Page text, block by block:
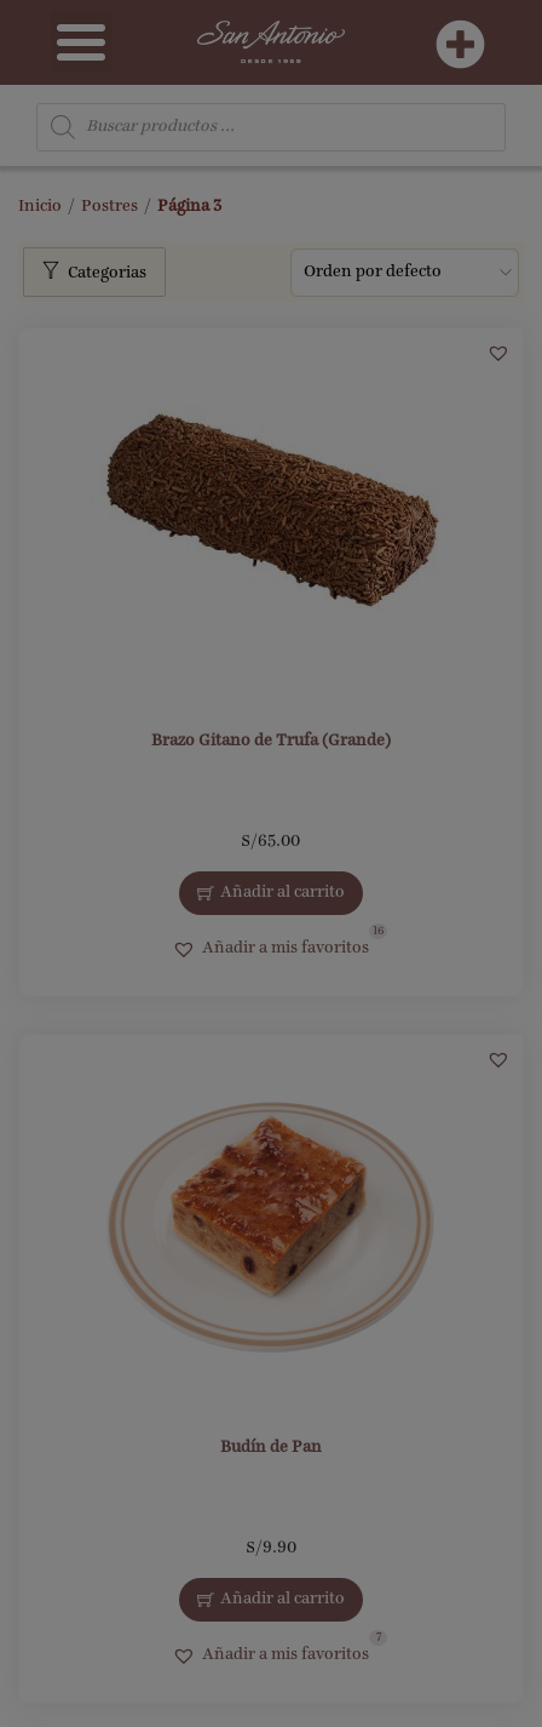
Inicio / Postres / Página 3
Brazo Gitano de Trufa (Grande)
S/65.00
Añadir al carrito
Añadir a mis favoritos
16
Budín de Pan
S/9.90
Añadir al carrito
Añadir a mis favoritos
7